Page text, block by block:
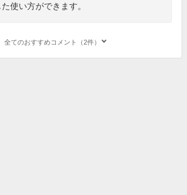
使い方ができます。
全てのおすすめコメント（2件）